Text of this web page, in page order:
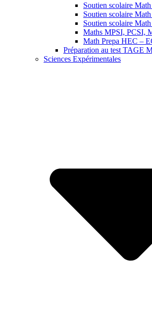
Soutien scolaire
Soutien scolaire
Soutien scolaire
Maths MPSI, PCSI,
Math Prepa HEC –
Préparation au test TAGE
Sciences Expérimentales